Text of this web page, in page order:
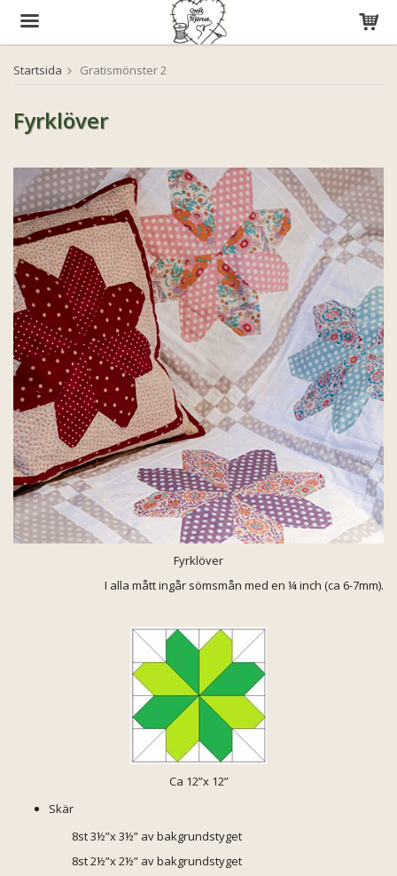
Startsida Gratismönster 2
Fyrklöver
Fyrklöver
I alla mått ingår sömsmån med en ¼ inch (ca 6-7mm).
Ca 12”x 12”
Skär
8st 3½”x 3½” av bakgrundstyget
8st 2½”x 2½” av bakgrundstyget